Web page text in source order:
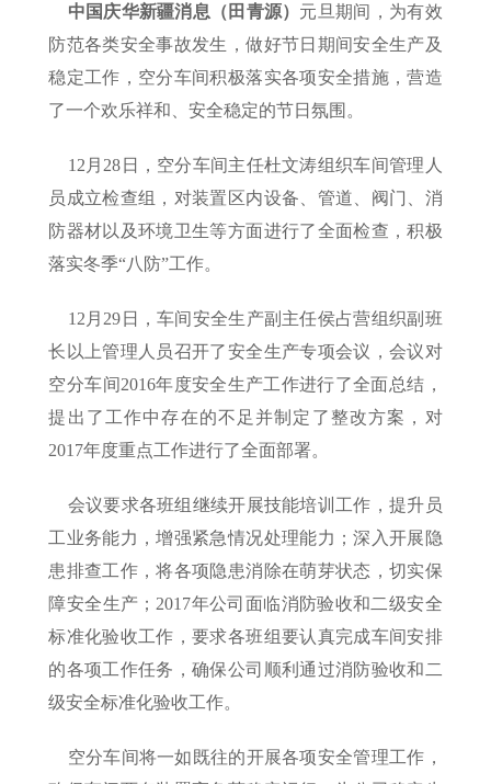
中国庆华新疆消息（田青源） 元旦期间，为有效
防范各类安全事故发生，做好节日期间安全生产及
稳定工作，空分车间积极落实各项安全措施，营造
了一个欢乐祥和、安全稳定的节日氛围。
12月28日，空分车间主任杜文涛组织车间管理人
员成立检查组，对装置区内设备、管道、阀门、消
防器材以及环境卫生等方面进行了全面检查，积极
落实冬季“八防”工作。
12月29日，车间安全生产副主任侯占营组织副班
长以上管理人员召开了安全生产专项会议，会议对
空分车间2016年度安全生产工作进行了全面总结，
提出了工作中存在的不足并制定了整改方案，对
2017年度重点工作进行了全面部署。
会议要求各班组继续开展技能培训工作，提升员
工业务能力，增强紧急情况处理能力；深入开展隐
患排查工作，将各项隐患消除在萌芽状态，切实保
障安全生产；2017年公司面临消防验收和二级安全
标准化验收工作，要求各班组要认真完成车间安排
的各项工作任务，确保公司顺利通过消防验收和二
级安全标准化验收工作。
空分车间将一如既往的开展各项安全管理工作，